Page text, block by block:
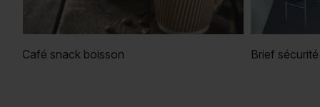
Café snack boisson Brief sécurité